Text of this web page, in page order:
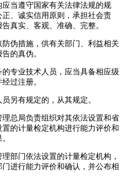
当遵守国家有关法律法规的规
、诚实信用原则，承担社会责
真实、客观、准确、完整。
伪措施，供有关部门、利益相关
的真伪。
专业技术人员，应当具备相应级
过注册。
另有规定的，从其规定。
总局负责组织对其依法设置和省
的计量检定机构进行能力评价和
部门依法设置的计量检定机构，
进行能力评价和确认，并公布相